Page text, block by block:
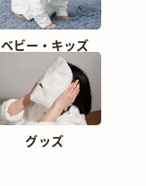
ベビー・ キッズ
グッズ